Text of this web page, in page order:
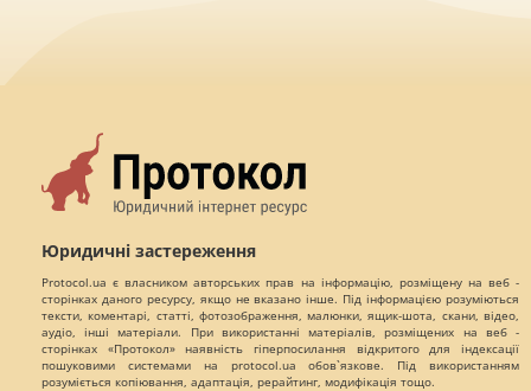
Юридичні застереження
Protocol.ua є власником авторських прав на інформацію, розміщену на веб -
сторінках даного ресурсу, якщо не вказано інше. Під інформацією розуміються
тексти, коментарі, статті, фотозображення, малюнки, ящик-шота, скани, відео,
аудіо, інші матеріали. При використанні матеріалів, розміщених на веб -
сторінках «Протокол» наявність гіперпосилання відкритого для індексації
пошуковими системами на protocol.ua обов`язкове. Під використанням
розуміється копіювання, адаптація, рерайтинг, модифікація тощо.